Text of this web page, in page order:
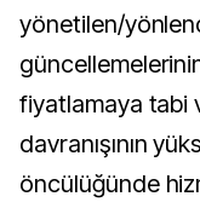
yönetilen/
fiyatlamaya tabi
davranışının
öncülüğünde